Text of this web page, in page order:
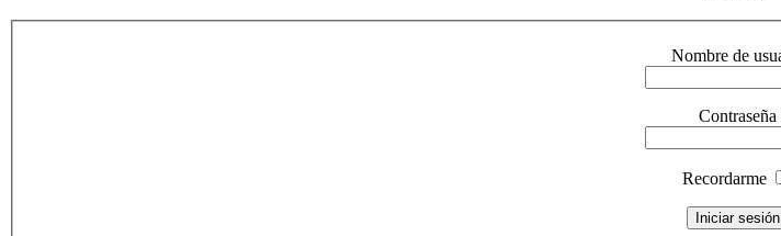
Nombre de
Contraseña
Recordarme